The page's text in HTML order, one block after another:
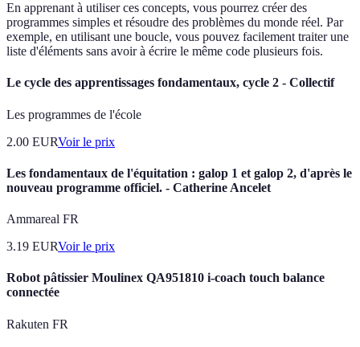
En apprenant à utiliser ces concepts, vous pourrez créer des
programmes simples et résoudre des problèmes du monde réel. Par
exemple, en utilisant une boucle, vous pouvez facilement traiter une
liste d'éléments sans avoir à écrire le même code plusieurs fois.
Le cycle des apprentissages fondamentaux, cycle 2 - Collectif
Les programmes de l'école
2.00 EURVoir le prix
Les fondamentaux de l'équitation : galop 1 et galop 2, d'après le
nouveau programme officiel. - Catherine Ancelet
Ammareal FR
3.19 EURVoir le prix
Robot pâtissier Moulinex QA951810 i-coach touch balance
connectée
Rakuten FR